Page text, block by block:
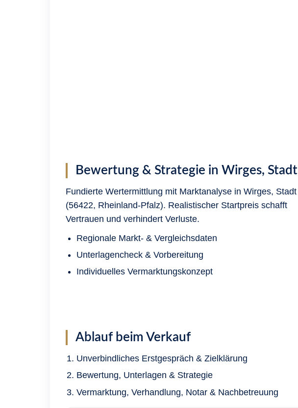
Bewertung & Strategie in Wirges, Stadt
Fundierte Wertermittlung mit Marktanalyse in Wirges, Stadt
(56422, Rheinland-Pfalz). Realistischer Startpreis schafft
Vertrauen und verhindert Verluste.
Regionale Markt- & Vergleichsdaten
Unterlagencheck & Vorbereitung
Individuelles Vermarktungskonzept
Ablauf beim Verkauf
Unverbindliches Erstgespräch & Zielklärung
Bewertung, Unterlagen & Strategie
Vermarktung, Verhandlung, Notar & Nachbetreuung